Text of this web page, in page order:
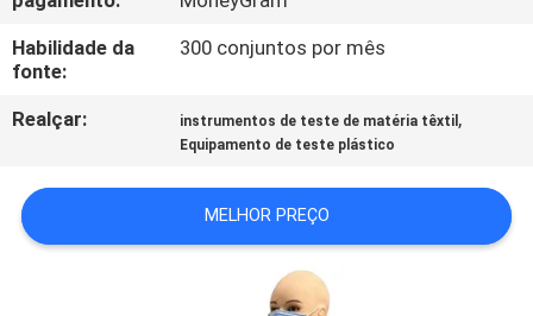
UMAS
CITAÇÕES
MAPA
DO
SITE
Habilidade da
fonte:
300 conjuntos por mês
Realçar: instrumentos de teste de matéria têxtil ,
Equipamento de teste plástico
MELHOR PREÇO